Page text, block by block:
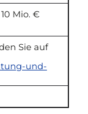
Mio. €
Sie auf
und-